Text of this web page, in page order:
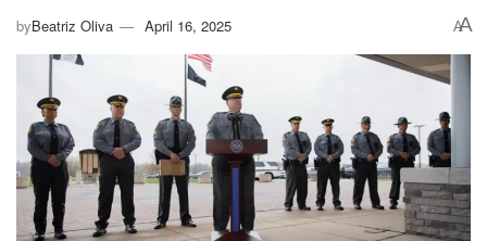
byBeatriz Oliva April 16, 2025 AA